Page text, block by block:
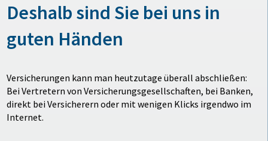
Deshalb sind Sie bei uns in
guten Händen
Versicherungen kann man heutzutage überall abschließen:
Bei Vertretern von Versicherungsgesellschaften, bei Banken,
direkt bei Versicherern oder mit wenigen Klicks irgendwo im
Internet.